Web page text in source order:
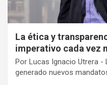
La ética y
imperativo cada vez
Por Lucas Ignacio Utrera -
generado nuevos